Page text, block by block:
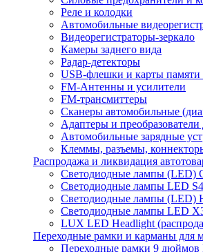
Реле и колодки
Автомобильные
Видеорегистраторы-зеркало
Камеры заднего вида
Радар-детекторы
USB-флешки и карты памяти
FM-Антенны и усилители
FM-трансмиттеры
Сканеры автомобильные
Адаптеры и преобразователи
Автомобильные зарядные
Клеммы, разъемы,
Распродажа и ликвидация
Светодиодные лампы (LED)
Светодиодные лампы LED
Светодиодные лампы (LED)
Светодиодные лампы LED
LUX LED Headlight
Переходные рамки и карманы для
Переходные рамки 9 дюймов